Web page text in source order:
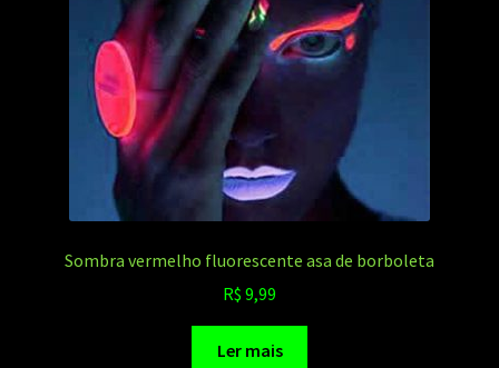
Sombra vermelho fluorescente asa de borboleta
R$ 9,99
Ler mais